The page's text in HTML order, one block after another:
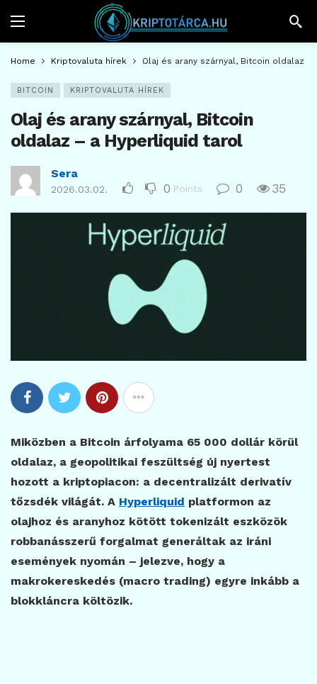
Home Kriptovaluta hírek Olaj és arany szárnyal, Bitcoin oldalaz
BITCOIN KRIPTOVALUTA HÍREK
Olaj és arany szárnyal, Bitcoin
oldalaz – a Hyperliquid tarol
Sera
2026.03.02. 0 Points 0 35
Miközben a Bitcoin árfolyama 65 000 dollár körül
oldalaz, a geopolitikai feszültség új nyertest
hozott a kriptopiacon: a decentralizált derivatív
tőzsdék világát. A Hyperliquid platformon az
olajhoz és aranyhoz kötött tokenizált eszközök
robbanásszerű forgalmat generáltak az iráni
események nyomán – jelezve, hogy a
makrokereskedés (macro trading) egyre inkább a
blokkláncra költözik.